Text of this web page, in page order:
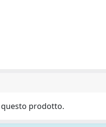
questo prodotto.